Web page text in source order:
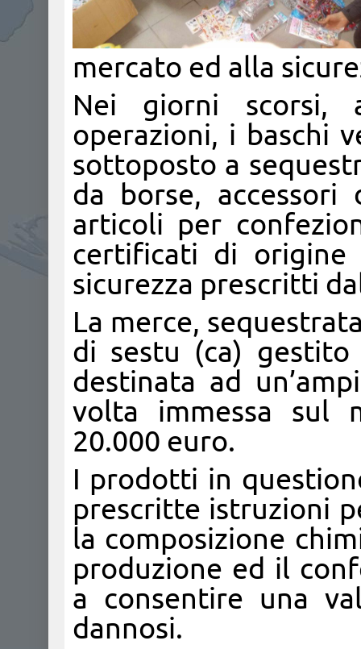
mercato ed alla
Nei giorni scorsi,
operazioni, i baschi
sottoposto a
da borse, accessori
articoli per
certificati di origine
sicurezza prescritti
La merce,
di sestu (ca)
destinata ad
volta immessa sul
20.000 euro.
I prodotti in
prescritte istruzioni
la composizione
produzione ed il
a consentire una
dannosi.